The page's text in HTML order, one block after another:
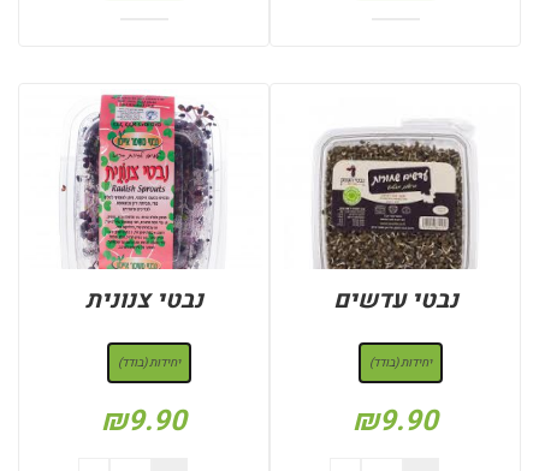
נבטי עדשים
יחידות (בודד)
₪9.90
נבטי צנונית
יחידות (בודד)
₪9.90